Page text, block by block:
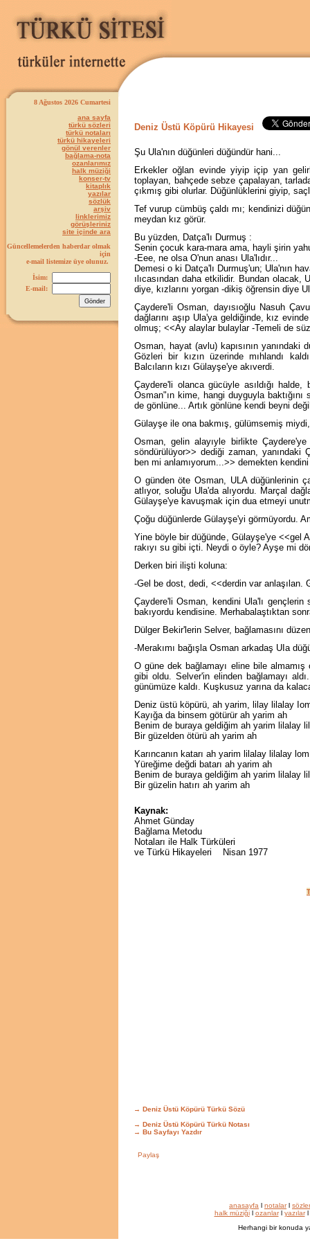
8 Ağustos 2026 Cumartesi
ana sayfa
türkü sözleri
türkü notaları
türkü hikayeleri
gönül verenler
bağlama-nota
ozanlarımız
halk müziği
konser-tv
kitaplık
yazılar
sözlük
arşiv
linklerimiz
görüşleriniz
site içinde ara
Güncellemelerden haberdar olmak
için
e-mail listemize üye olunuz.
İsim:
E-mail:
Deniz Üstü Köpürü Hikayesi
Şu Ula'nın düğünleri düğündür hani...
Erkekler oğlan evinde yiyip içip yan
toplayan, bahçede sebze çapalayan,
çıkmış gibi olurlar. Düğünlüklerini giyip,
Tef vurup cümbüş çaldı mı; kendinizi
meydan kız görür.
Bu yüzden, Datça'lı Durmuş :
Senin çocuk kara-mara ama, hayli şirin
-Eee, ne olsa O'nun anası Ula'lıdır...
Demesi o ki Datça'lı Durmuş'un; Ula'nın
ılıcasından daha etkilidir. Bundan olacak,
diye, kızlarını yorgan -dikiş öğrensin diye
Çaydere'li Osman, dayısıoğlu Nasuh
dağlarını aşıp Ula'ya geldiğinde, kız
olmuş; <<Ay alaylar bulaylar -Temeli de
Osman, hayat (avlu) kapısının yanındaki
Gözleri bir kızın üzerinde mıhlandı
Balcıların kızı Gülayşe'ye akıverdi.
Çaydere'li olanca gücüyle asıldığı halde,
Osman"ın kime, hangi duyguyla
de gönlüne... Artık gönlüne kendi beyni
Gülayşe ile ona bakmış, gülümsemiş
Osman, gelin alayıyle birlikte
söndürülüyor>> dediği zaman, yanındaki
ben mi anlamıyorum...>> demekten kendini
O günden öte Osman, ULA düğünlerinin
atlıyor, soluğu Ula'da alıyordu. Marçal
Gülayşe'ye kavuşmak için dua etmeyi
Çoğu düğünlerde Gülayşe'yi görmüyordu.
Yine böyle bir düğünde, Gülayşe'ye <<gel
rakıyı su gibi içti. Neydi o öyle? Ayşe mi
Derken biri ilişti koluna:
-Gel be dost, dedi, <<derdin var anlaşılan.
Çaydere'li Osman, kendini Ula'lı gençlerin
bakıyordu kendisine. Merhabalaştıktan
Dülger Bekir'lerin Selver, bağlamasını
-Merakımı bağışla Osman arkadaş UIa
O güne dek bağlamayı eline bile
gibi oldu. Selver'in elinden bağlamayı
günümüze kaldı. Kuşkusuz yarına da
Deniz üstü köpürü, ah yarim, lilay lilalay
Kayığa da binsem götürür ah yarim ah
Benim de buraya geldiğim ah yarim lilalay
Bir güzelden ötürü ah yarim ah
Karıncanın katarı ah yarim lilalay lilalay
Yüreğime değdi batarı ah yarim ah
Benim de buraya geldiğim ah yarim lilalay
Bir güzelin hatırı ah yarim ah
Kaynak:
Ahmet Günday
Bağlama Metodu
Notaları ile Halk Türküleri
ve Türkü Hikayeleri Nisan 1977
→ Deniz Üstü Köpürü Türkü Sözü
→ Deniz Üstü Köpürü Türkü Notası
→ Bu Sayfayı Yazdır
anasayfa l notalarl sözler
halk müziğil ozanlarl yazılarl
Herhangi bir konuda